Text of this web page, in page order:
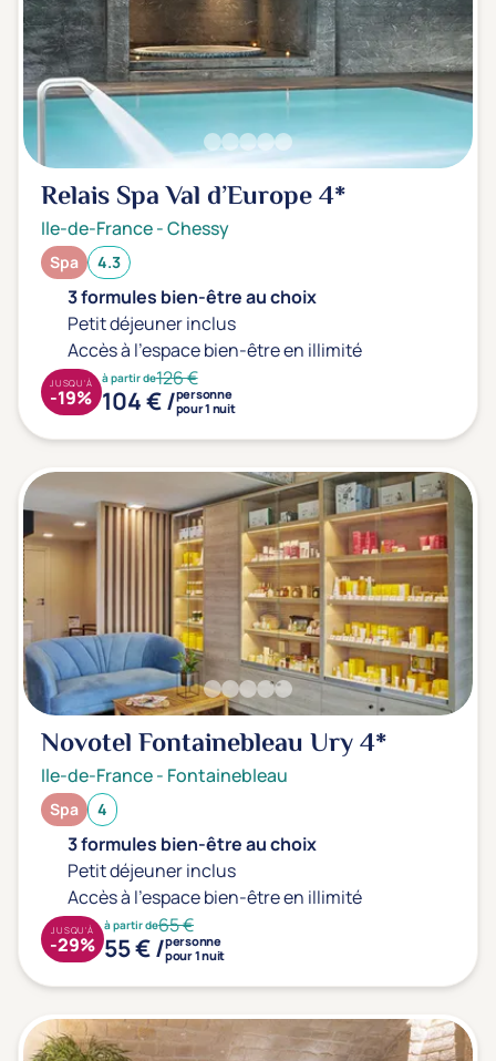
Transports & hébergement
Soins sans hébergement
(0)
Offre séjour + vol inclus
(0)
Relais Spa Val d’Europe4*
Ile-de-France-Chessy
Spa 4.3
3 formules bien-être au choix
Petit déjeuner inclus
Accès à l'espace bien-être en illimité
à partir de126 €
104 € /personne
pour 1 nuit
JUSQU'À
-19%
Novotel Fontainebleau Ury4*
Ile-de-France- Fontainebleau
Spa 4
3 formules bien-être au choix
Petit déjeuner inclus
Accès à l'espace bien-être en illimité
à partir de65 €
55 € /personne
pour 1 nuit
JUSQU'À
-29%